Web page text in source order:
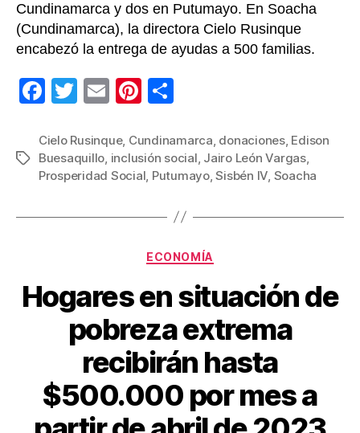
Cundinamarca y dos en Putumayo. En Soacha
(Cundinamarca), la directora Cielo Rusinque
encabezó la entrega de ayudas a 500 familias.
F
c
e
o
T
tt
er
E
ail
Pi
er
e
m
p
tir
Etiquetas
Cielo Rusinque, Cundinamarca donaciones, Edison
Buesaquillo inclusión social Jairo León Vargas,
Prosperidad Social Putumayo,Sisbén IV Soacha
Categorías
ECONOMÍA
Hogares en situación de
pobreza extrema
recibirán hasta
$500.000 por mes a